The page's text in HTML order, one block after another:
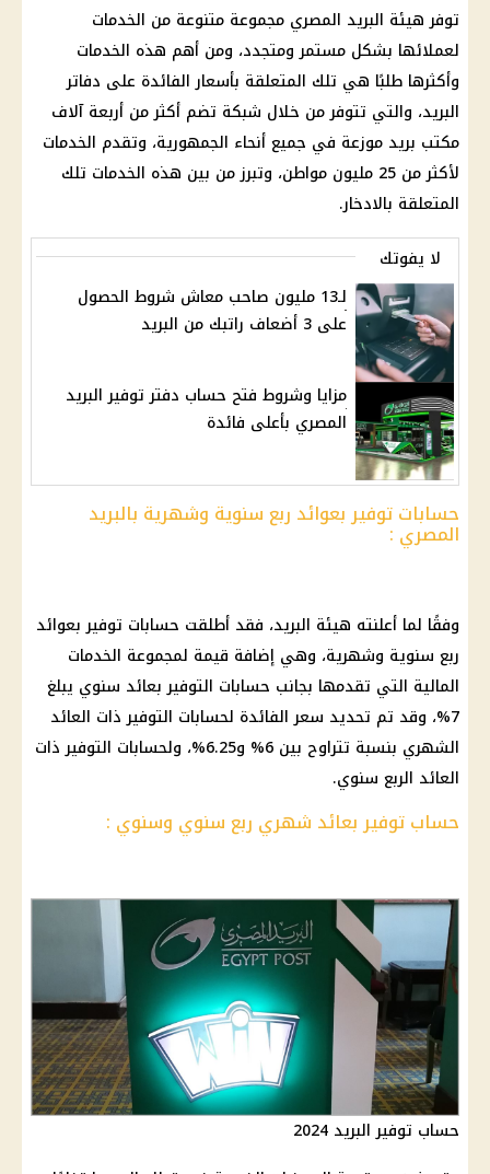
توفر هيئة البريد المصري مجموعة متنوعة من الخدمات
لعملائها بشكل مستمر ومتجدد، ومن أهم هذه الخدمات
وأكثرها طلبًا هي تلك المتعلقة بأسعار الفائدة على دفاتر
البريد، والتي تتوفر من خلال شبكة تضم أكثر من أربعة آلاف
مكتب بريد موزعة في جميع أنحاء الجمهورية، وتقدم الخدمات
لأكثر من 25 مليون مواطن، وتبرز من بين هذه الخدمات تلك
المتعلقة بالادخار.
لا يفوتك
لـ13 مليون صاحب معاش شروط الحصول
على 3 أضعاف راتبك من البريد
مزايا وشروط فتح حساب دفتر توفير البريد
المصري بأعلى فائدة
حسابات توفير بعوائد ربع سنوية وشهرية بالبريد
المصري :
وفقًا لما أعلنته هيئة البريد، فقد أطلقت حسابات توفير بعوائد
ربع سنوية وشهرية، وهي إضافة قيمة لمجموعة الخدمات
المالية التي تقدمها بجانب حسابات التوفير بعائد سنوي يبلغ
7%، وقد تم تحديد سعر الفائدة لحسابات التوفير ذات العائد
الشهري بنسبة تتراوح بين 6% و6.25%، ولحسابات التوفير ذات
العائد الربع سنوي.
حساب توفير بعائد شهري ربع سنوي وسنوي :
حساب توفير البريد 2024